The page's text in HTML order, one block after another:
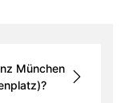
München